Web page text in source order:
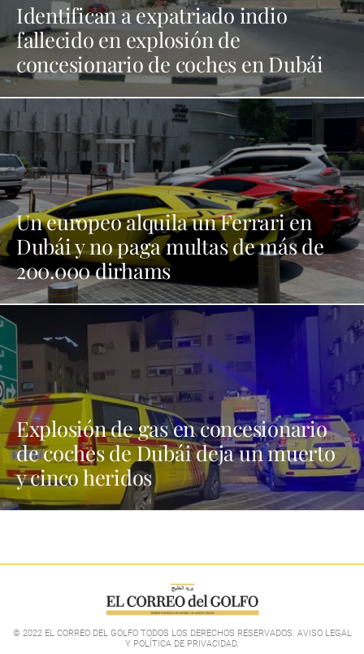
Identifican a expatriado indio
fallecido en explosión de
concesionario de coches en Dubái
Un europeo alquila un Ferrari en
Dubái y no paga multas de más de
200.000 dirhams
Explosión de gas en concesionario
de coches de Dubái deja un muerto
y cinco heridos
© 2022 EL CORREO DEL GOLFO TODOS LOS DERECHOS RESERVADOS. AVISO LEGAL
Y POLÍTICA DE PRIVACIDAD.